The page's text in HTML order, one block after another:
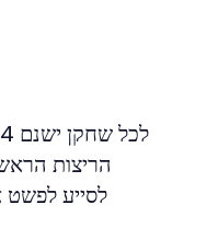
הריצות
לסייע